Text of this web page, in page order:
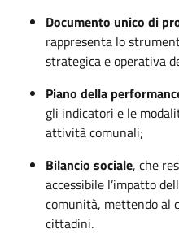
Documento unico di
rappresenta lo
strategica e operativa
Piano della
gli indicatori e le
attività comunali;
Bilancio sociale, che
accessibile l’impatto
comunità, mettendo al
cittadini.